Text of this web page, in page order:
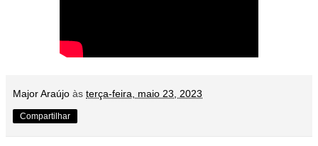
Major Araújo às terça-feira, maio 23, 2023
Compartilhar